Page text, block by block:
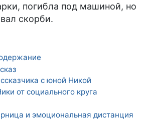
погибла под машиной, но
скорби.
с юной Никой
от социального круга
и эмоциональная дистанция